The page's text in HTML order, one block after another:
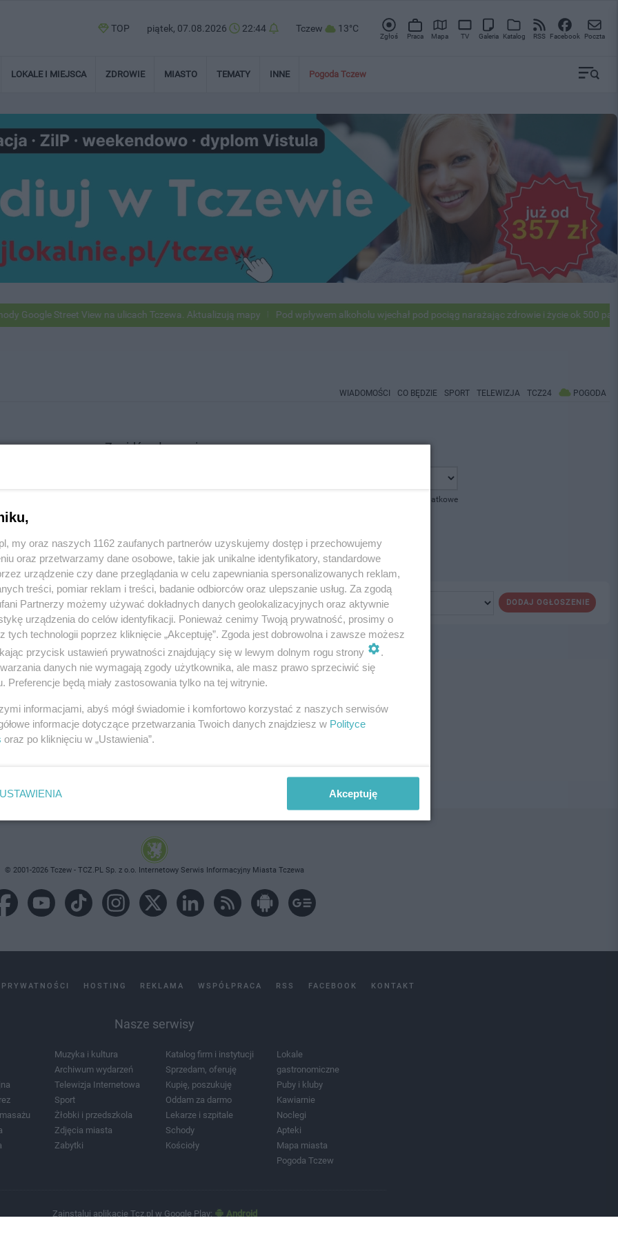
TOP piątek, 07.08.2026 22:44 Tczew 13°C
Zgłoś Praca Mapa TV Galeria Katalog RSS Facebook Poczta
LOKALE I MIEJSCA ZDROWIE MIASTO TEMATY INNE Pogoda Tczew
Google Street View na ulicach Tczewa. Aktualizują mapy Pod wpływem alkoholu wjechał pod pociąg narażając zdrowie i życie ok 500
WIADOMOŚCI CO BĘDZIE SPORT TELEWIZJA TCZ24 POGODA
Znajdź ogłoszenie
pokaż opcje dodatkowe
DODAJ OGŁOSZENIE
ogłoszenie nie istnieje lub nie jest jeszcze aktywne!
© 2001-2026 Tczew - TCZ.PL Sp. z o.o. Internetowy Serwis Informacyjny Miasta Tczewa
HOSTING REKLAMA WSPÓŁPRACA RSS FACEBOOK KONTAKT
Nasze serwisy
Muzyka i kultura
Archiwum wydarzeń
Telewizja Internetowa
Sport
Żłobki i przedszkola
Zdjęcia miasta
Zabytki
Katalog firm i instytucji
Sprzedam, oferuję
Kupię, poszukuję
Oddam za darmo
Lekarze i szpitale
Schody
Kościoły
Lokale
gastronomiczne
Puby i kluby
Kawiarnie
Noclegi
Apteki
Mapa miasta
Pogoda Tczew
Zainstaluj aplikację Tcz.pl w Google Play: Android
my oraz naszych 1162 zaufanych partnerów uzyskujemy dostęp i przechowujemy
oraz przetwarzamy dane osobowe, takie jak unikalne identyfikatory, standardowe
urządzenie czy dane przeglądania w celu zapewniania spersonalizowanych reklam,
treści, pomiar reklam i treści, badanie odbiorców oraz ulepszanie usług. Za zgodą
Partnerzy możemy używać dokładnych danych geolokalizacyjnych oraz aktywnie
urządzenia do celów identyfikacji. Ponieważ cenimy Twoją prywatność, prosimy o
tych technologii poprzez kliknięcie „Akceptuję”. Zgoda jest dobrowolna i zawsze możesz
przycisk ustawień prywatności znajdujący się w lewym dolnym rogu strony
danych nie wymagają zgody użytkownika, ale masz prawo sprzeciwić się
Preferencje będą miały zastosowania tylko na tej witrynie.
informacjami, abyś mógł świadomie i komfortowo korzystać z naszych serwisów
informacje dotyczące przetwarzania Twoich danych znajdziesz w Polityce
oraz po kliknięciu w „Ustawienia”.
USTAWIENIA Akceptuję